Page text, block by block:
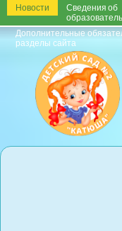
Новости
Сведения об
Дополнительные
разделы сайта